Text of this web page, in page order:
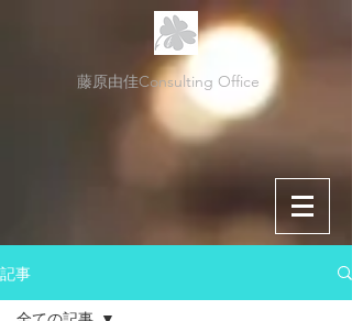
藤原由佳Consulting Office
記事